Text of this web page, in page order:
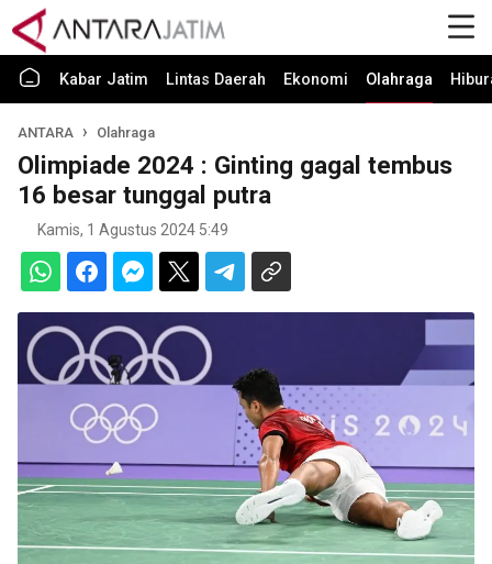
Kabar Jatim Lintas Daerah Ekonomi Olahraga
ANTARA Olahraga
Olimpiade 2024 : Ginting gagal tembus
16 besar tunggal putra
Kamis, 1 Agustus 2024 5:49